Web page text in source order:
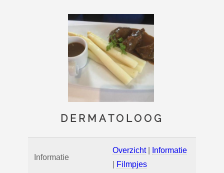
DERMATOLOOG
Informatie
Overzicht|
Informatie
Filmpjes